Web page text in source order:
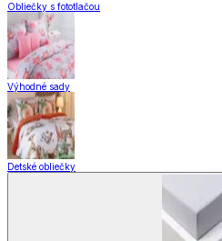
Obliečky s fototlačou
Výhodné sady
Detské obliečky